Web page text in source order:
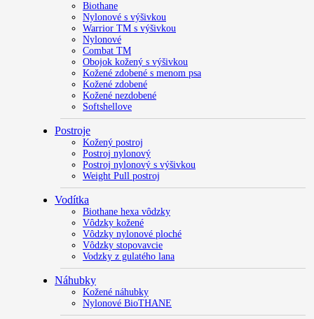
Biothane
Nylonové s výšivkou
Warrior TM s výšivkou
Nylonové
Combat TM
Obojok kožený s výšivkou
Kožené zdobené s menom psa
Kožené zdobené
Kožené nezdobené
Softshellove
Postroje
Kožený postroj
Postroj nylonový
Postroj nylonový s výšivkou
Weight Pull postroj
Vodítka
Biothane hexa vôdzky
Vôdzky kožené
Vôdzky nylonové ploché
Vôdzky stopovavcie
Vodzky z gulatého lana
Náhubky
Kožené náhubky
Nylonové BioTHANE